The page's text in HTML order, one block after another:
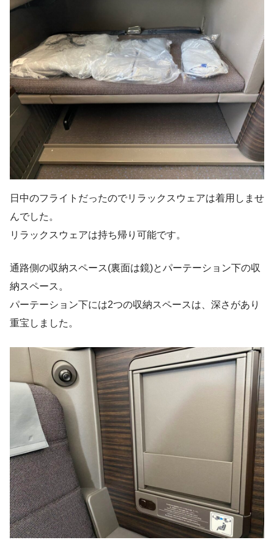
日中のフライトだったのでリラックスウェアは着用しませ
んでした。
リラックスウェアは持ち帰り可能です。
通路側の収納スペース(裏面は鏡)とパーテーション下の収
納スペース。
パーテーション下には2つの収納スペースは、深さがあり
重宝しました。